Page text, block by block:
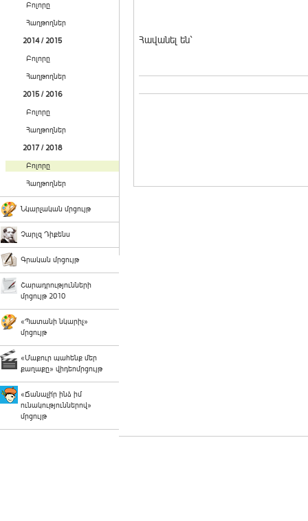
Բոլորը
Հաղթողներ
2014 / 2015
Բոլորը
Հաղթողներ
2015 / 2016
Բոլորը
Հաղթողներ
2017 / 2018
Բոլորը
Հաղթողներ
Նկարչական մրցույթ
Չարլզ Դիքենս
Գրական մրցույթ
Շարադրությունների
մրցույթ 2010
«Պատանի նկարիչ»
մրցույթ
«Մաքուր պահենք մեր
քաղաքը» վիդեոմրցույթ
«Ճանաչի՛ր ինձ իմ
ունակություններով»
մրցույթ
Հավանել են`